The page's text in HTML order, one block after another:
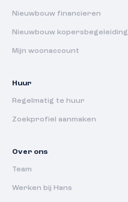
Nieuwbouw financieren
Nieuwbouw kopersbegeleiding
Mijn woonaccount
Huur
Regelmatig te huur
Zoekprofiel aanmaken
Over ons
Team
Werken bij Hans